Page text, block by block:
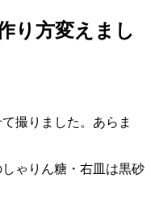
り方変えまし
撮りました。あらま
ゃりん糖・右皿は黒砂